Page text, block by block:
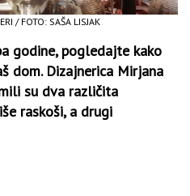
/ FOTO: SAŠA LISJAK
godine, pogledajte kako
dom. Dizajnerica Mirjana
su dva različita
raskoši, a drugi